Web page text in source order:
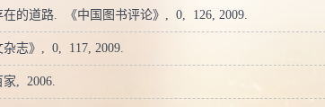
的道路. 《中国图书评论》, 0, 126, 2009.
杂志》, 0, 117, 2009.
家, 2006.